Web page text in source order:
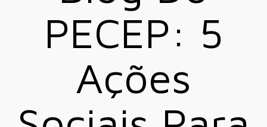
PECEP: 5
Ações